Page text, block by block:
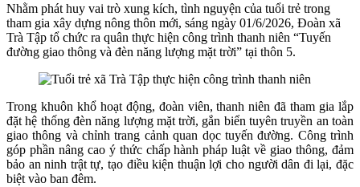
Nhằm phát huy vai trò xung kích, tình nguyện của tuổi trẻ trong
tham gia xây dựng nông thôn mới, sáng ngày 01/6/2026, Đoàn xã
Trà Tập tổ chức ra quân thực hiện công trình thanh niên “Tuyến
đường giao thông và đèn năng lượng mặt trời” tại thôn 5.
Trong khuôn khổ hoạt động, đoàn viên, thanh niên đã tham gia lắp
đặt hệ thống đèn năng lượng mặt trời, gắn biển tuyên truyền an toàn
giao thông và chỉnh trang cảnh quan dọc tuyến đường. Công trình
góp phần nâng cao ý thức chấp hành pháp luật về giao thông, đảm
bảo an ninh trật tự, tạo điều kiện thuận lợi cho người dân đi lại, đặc
biệt vào ban đêm.